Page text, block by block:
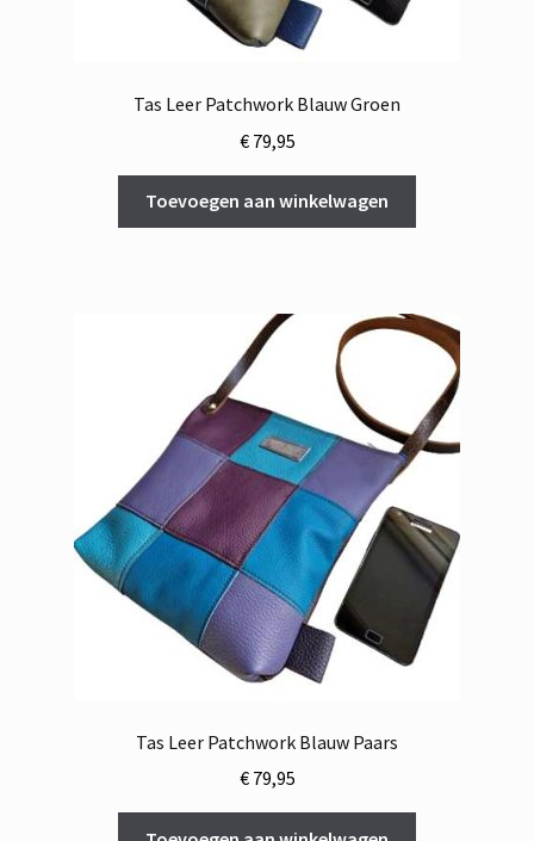
Tas Leer Patchwork Blauw Groen
€79,95
Toevoegen aan winkelwagen
Tas Leer Patchwork Blauw Paars
€79,95